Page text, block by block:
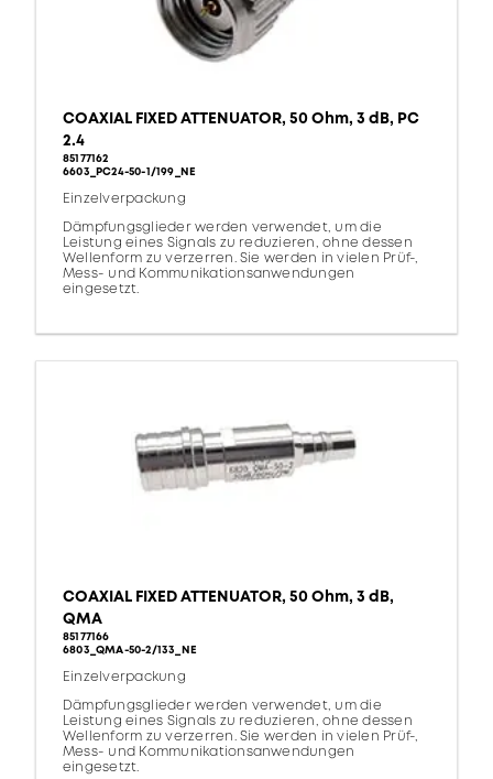
COAXIAL FIXED ATTENUATOR, 50 Ohm, 3 dB, PC
2.4
85177162
6603_PC24-50-1/199_NE
Einzelverpackung
Dämpfungsglieder werden verwendet, um die
Leistung eines Signals zu reduzieren, ohne dessen
Wellenform zu verzerren. Sie werden in vielen Prüf-,
Mess- und Kommunikationsanwendungen
eingesetzt.
COAXIAL FIXED ATTENUATOR, 50 Ohm, 3 dB,
QMA
85177166
6803_QMA-50-2/133_NE
Einzelverpackung
Dämpfungsglieder werden verwendet, um die
Leistung eines Signals zu reduzieren, ohne dessen
Wellenform zu verzerren. Sie werden in vielen Prüf-,
Mess- und Kommunikationsanwendungen
eingesetzt.